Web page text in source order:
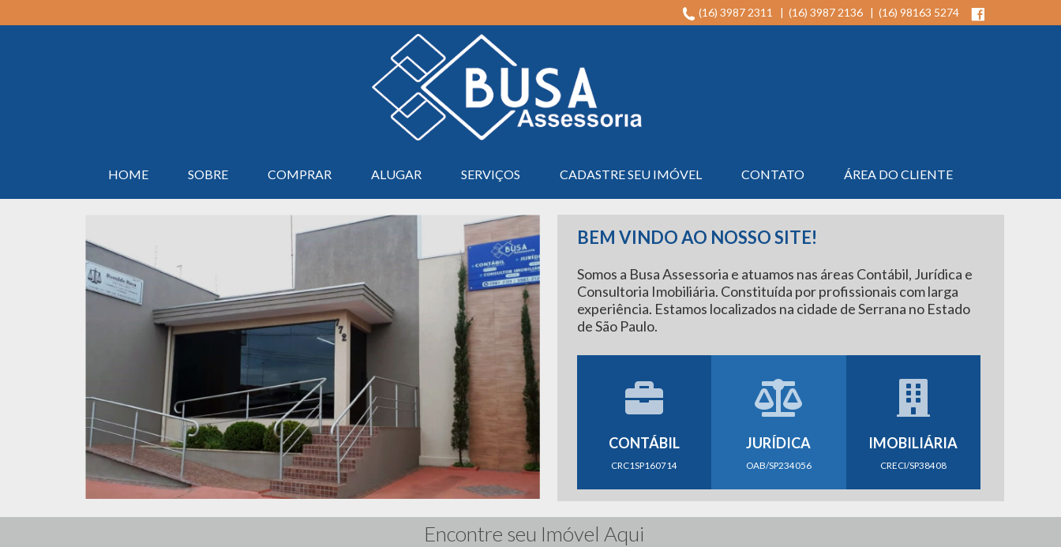
(16) 3987 2311 | (16) 3987 2136 | (16) 98163 5274
HOME SOBRE COMPRAR ALUGAR SERVIÇOS CADASTRE SEU IMÓVEL CONTATO ÁREA DO CLIENTE
BEM VINDO AO NOSSO SITE!
Somos a Busa Assessoria e atuamos nas áreas Contábil, Jurídica e
Consultoria Imobiliária. Constituída por profissionais com larga
experiência. Estamos localizados na cidade de Serrana no Estado
de São Paulo.
CONTÁBIL
CRC1SP160714
JURÍDICA
OAB/SP234056
IMOBILIÁRIA
CRECI/SP38408
Encontre seu Imóvel Aqui